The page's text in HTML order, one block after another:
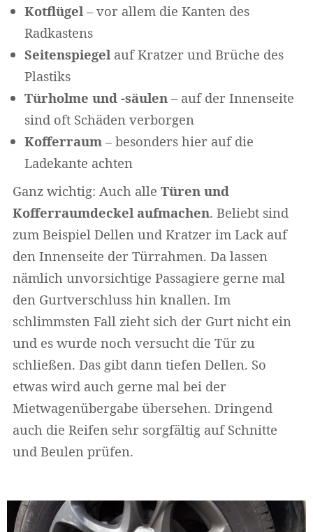
Kotflügel – vor allem die Kanten des
Radkastens
Seitenspiegel auf Kratzer und Brüche des
Plastiks
Türholme und -säulen – auf der Innenseite
sind oft Schäden verborgen
Kofferraum – besonders hier auf die
Ladekante achten
Ganz wichtig: Auch alle Türen und
Kofferraumdeckel aufmachen. Beliebt sind
zum Beispiel Dellen und Kratzer im Lack auf
den Innenseite der Türrahmen. Da lassen
nämlich unvorsichtige Passagiere gerne mal
den Gurtverschluss hin knallen. Im
schlimmsten Fall zieht sich der Gurt nicht ein
und es wurde noch versucht die Tür zu
schließen. Das gibt dann tiefen Dellen. So
etwas wird auch gerne mal bei der
Mietwagenübergabe übersehen. Dringend
auch die Reifen sehr sorgfältig auf Schnitte
und Beulen prüfen.